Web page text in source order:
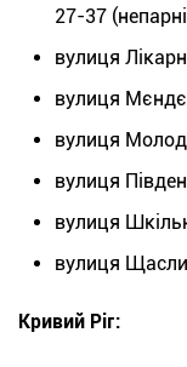
27-37
вулиця
вулиця
вулиця
вулиця
вулиця
вулиця
Кривий Ріг: